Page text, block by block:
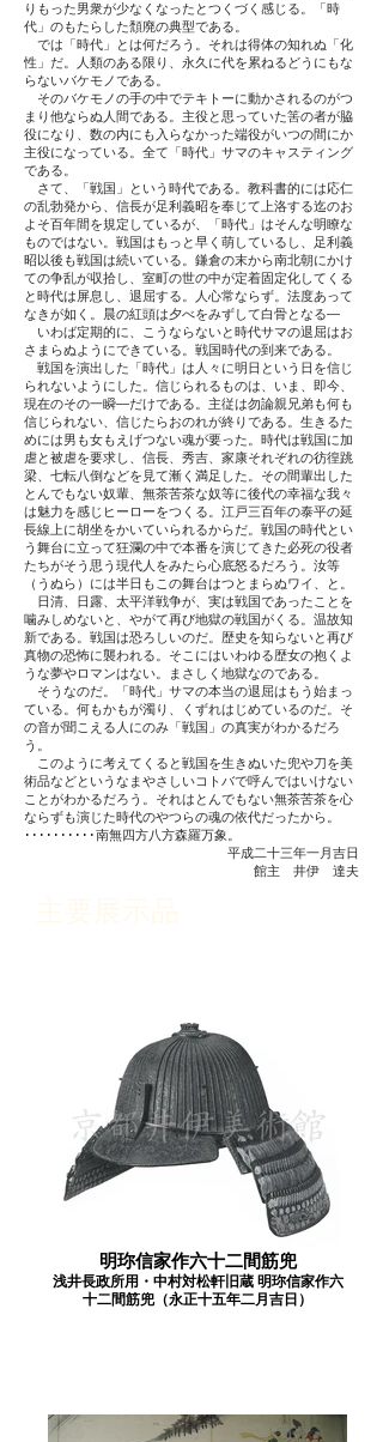
りもった男衆が少なくなったとつくづく感じる。「時
代」のもたらした頽廃の典型である。
では「時代」とは何だろう。それは得体の知れぬ「化
性」だ。人類のある限り、永久に代を累ねるどうにもな
らないバケモノである。
そのバケモノの手の中でテキトーに動かされるのがつ
まり他ならぬ人間である。主役と思っていた筈の者が脇
役になり、数の内にも入らなかった端役がいつの間にか
主役になっている。全て「時代」サマのキャスティング
である。
さて、「戦国」という時代である。教科書的には応仁
の乱勃発から、信長が足利義昭を奉じて上洛する迄のお
よそ百年間を規定しているが、「時代」はそんな明瞭な
ものではない。戦国はもっと早く萌しているし、足利義
昭以後も戦国は続いている。鎌倉の末から南北朝にかけ
ての争乱が収拾し、室町の世の中が定着固定化してくる
と時代は屏息し、退屈する。人心常ならず。法度あって
なきが如く。晨の紅頭は夕べをみずして白骨となる―
いわば定期的に、こうならないと時代サマの退屈はお
さまらぬようにできている。戦国時代の到来である。
戦国を演出した「時代」は人々に明日という日を信じ
られないようにした。信じられるものは、いま、即今、
現在のその一瞬―だけである。主従は勿論親兄弟も何も
信じられない、信じたらおのれが終りである。生きるた
めには男も女もえげつない魂が要った。時代は戦国に加
虐と被虐を要求し、信長、秀吉、家康それぞれの彷徨跳
梁、七転八倒などを見て漸く満足した。その間輩出した
とんでもない奴輩、無茶苦茶な奴等に後代の幸福な我々
は魅力を感じヒーローをつくる。江戸三百年の泰平の延
長線上に胡坐をかいていられるからだ。戦国の時代とい
う舞台に立って狂瀾の中で本番を演じてきた必死の役者
たちがそう思う現代人をみたら心底怒るだろう。汝等
（うぬら）には半日もこの舞台はつとまらぬワイ、と。
日清、日露、太平洋戦争が、実は戦国であったことを
噛みしめないと、やがて再び地獄の戦国がくる。温故知
新である。戦国は恐ろしいのだ。歴史を知らないと再び
真物の恐怖に襲われる。そこにはいわゆる歴女の抱くよ
うな夢やロマンはない。まさしく地獄なのである。
そうなのだ。「時代」サマの本当の退屈はもう始まっ
ている。何もかもが濁り、くずれはじめているのだ。そ
の音が聞こえる人にのみ「戦国」の真実がわかるだろ
う。
このように考えてくると戦国を生きぬいた兜や刀を美
術品などというなまやさしいコトバで呼んではいけない
ことがわかるだろう。それはとんでもない無茶苦茶を心
ならずも演じた時代のやつらの魂の依代だったから。
･･････････南無四方八方森羅万象。
平成二十三年一月吉日
館主 井伊 達夫
明珎信家作六十二間筋兜
浅井長政所用・中村対松軒旧蔵 明珎信家作六
十二間筋兜（永正十五年二月吉日）